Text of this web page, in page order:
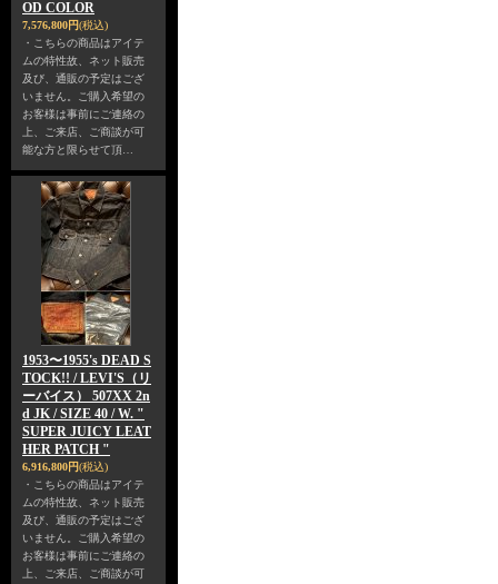
OD COLOR
7,576,800円(税込)
・こちらの商品はアイテ
ムの特性故、ネット販売
及び、通販の予定はござ
いません。ご購入希望の
お客様は事前にご連絡の
上、ご来店、ご商談が可
能な方と限らせて頂…
1953〜1955's DEAD S
TOCK!! / LEVI'S（リ
ーバイス） 507XX 2n
d JK / SIZE 40 / W. "
SUPER JUICY LEAT
HER PATCH "
6,916,800円(税込)
・こちらの商品はアイテ
ムの特性故、ネット販売
及び、通販の予定はござ
いません。ご購入希望の
お客様は事前にご連絡の
上、ご来店、ご商談が可